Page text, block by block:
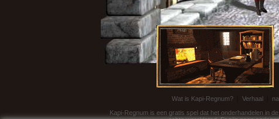
Wat is Kapi-Regnum? Verhaal
Kapi-Regnum is een gratis spel dat het onderhandelen in